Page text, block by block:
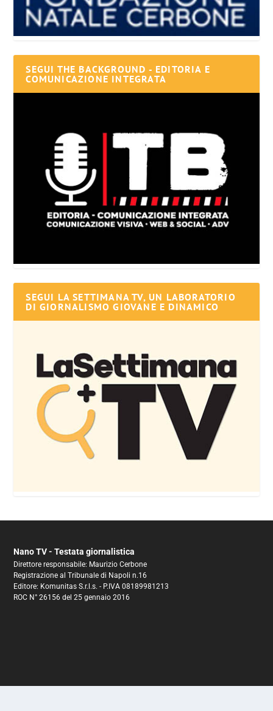
SEGUI THE BACKGROUND - EDITORIA E
COMUNICAZIONE INTEGRATA
SEGUI LA SETTIMANA TV, UN LABORATORIO
DI GIORNALISMO GIOVANE E DINAMICO
Nano TV - Testata giornalistica
Direttore responsabile: Maurizio Cerbone
Registrazione al Tribunale di Napoli n.16
Editore: Komunitas S.r.l.s. - P.IVA 08189981213
ROC N° 26156 del 25 gennaio 2016